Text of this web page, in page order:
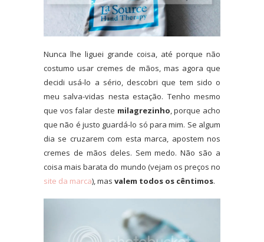
Nunca lhe liguei grande coisa, até porque não
costumo usar cremes de mãos, mas agora que
decidi usá-lo a sério, descobri que tem sido o
meu salva-vidas nesta estação. Tenho mesmo
que vos falar deste milagrezinho, porque acho
que não é justo guardá-lo só para mim. Se algum
dia se cruzarem com esta marca, apostem nos
cremes de mãos deles. Sem medo. Não são a
coisa mais barata do mundo (vejam os preços no
site da marca), mas valem todos os cêntimos.